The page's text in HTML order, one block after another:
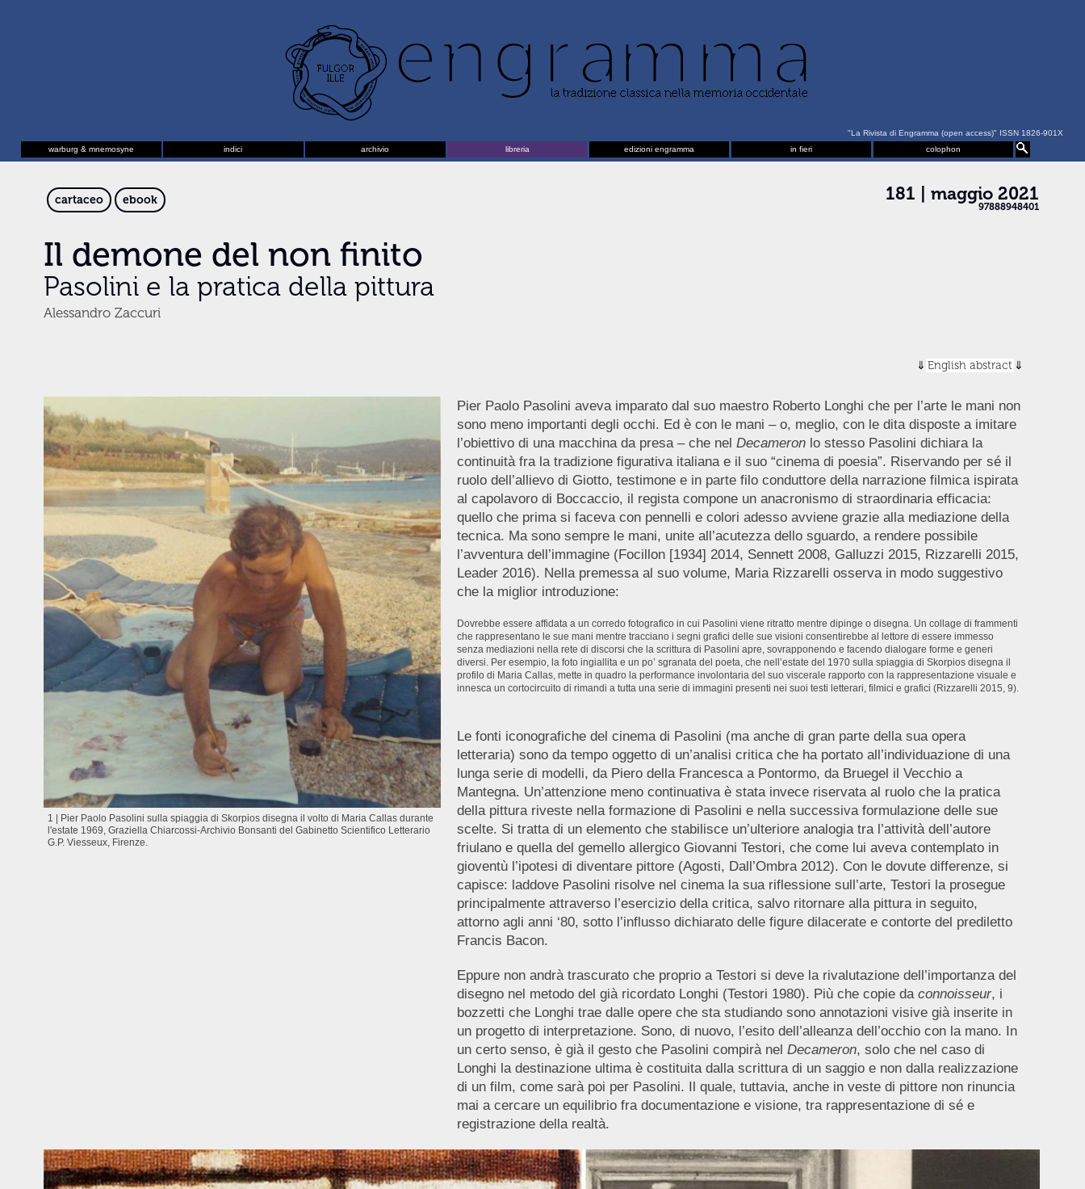
"La Rivista di Engramma (open access)" ISSN 1826-901X
warburg & mnemosyne
indici archivio libreria edizioni engramma in fieri colophon
cartaceo ebook 181 | maggio 2021
97888948401
Il demone del non finito
Pasolini e la pratica della pittura
Alessandro Zaccuri
English abstract
1 | Pier Paolo Pasolini sulla spiaggia di Skorpios disegna il volto di Maria Callas durante
l'estate 1969, Graziella Chiarcossi-Archivio Bonsanti del Gabinetto Scientifico Letterario
G.P. Viesseux, Firenze.
Pier Paolo Pasolini aveva imparato dal suo maestro Roberto Longhi che per l’arte le mani non
sono meno importanti degli occhi. Ed è con le mani – o, meglio, con le dita disposte a imitare
l’obiettivo di una macchina da presa – che nel Decameronlo stesso Pasolini dichiara la
continuità fra la tradizione figurativa italiana e il suo “cinema di poesia”. Riservando per sé il
ruolo dell’allievo di Giotto, testimone e in parte filo conduttore della narrazione filmica ispirata
al capolavoro di Boccaccio, il regista compone un anacronismo di straordinaria efficacia:
quello che prima si faceva con pennelli e colori adesso avviene grazie alla mediazione della
tecnica. Ma sono sempre le mani, unite all’acutezza dello sguardo, a rendere possibile
l’avventura dell’immagine (Focillon [1934] 2014, Sennett 2008, Galluzzi 2015, Rizzarelli 2015,
Leader 2016). Nella premessa al suo volume, Maria Rizzarelli osserva in modo suggestivo
che la miglior introduzione:
Dovrebbe essere affidata a un corredo fotografico in cui Pasolini viene ritratto mentre dipinge o disegna. Un collage di frammenti
che rappresentano le sue mani mentre tracciano i segni grafici delle sue visioni consentirebbe al lettore di essere immesso
senza mediazioni nella rete di discorsi che la scrittura di Pasolini apre, sovrapponendo e facendo dialogare forme e generi
diversi. Per esempio, la foto ingiallita e un po’ sgranata del poeta, che nell’estate del 1970 sulla spiaggia di Skorpios disegna il
profilo di Maria Callas, mette in quadro la performance involontaria del suo viscerale rapporto con la rappresentazione visuale e
innesca un cortocircuito di rimandi a tutta una serie di immagini presenti nei suoi testi letterari, filmici e grafici (Rizzarelli 2015, 9).
Le fonti iconografiche del cinema di Pasolini (ma anche di gran parte della sua opera
letteraria) sono da tempo oggetto di un’analisi critica che ha portato all’individuazione di una
lunga serie di modelli, da Piero della Francesca a Pontormo, da Bruegel il Vecchio a
Mantegna. Un’attenzione meno continuativa è stata invece riservata al ruolo che la pratica
della pittura riveste nella formazione di Pasolini e nella successiva formulazione delle sue
scelte. Si tratta di un elemento che stabilisce un’ulteriore analogia tra l’attività dell’autore
friulano e quella del gemello allergico Giovanni Testori, che come lui aveva contemplato in
gioventù l’ipotesi di diventare pittore (Agosti, Dall’Ombra 2012). Con le dovute differenze, si
capisce: laddove Pasolini risolve nel cinema la sua riflessione sull’arte, Testori la prosegue
principalmente attraverso l’esercizio della critica, salvo ritornare alla pittura in seguito,
attorno agli anni ‘80, sotto l’influsso dichiarato delle figure dilacerate e contorte del prediletto
Francis Bacon.
Eppure non andrà trascurato che proprio a Testori si deve la rivalutazione dell’importanza del
disegno nel metodo del già ricordato Longhi (Testori 1980). Più che copie da connoisseur, i
bozzetti che Longhi trae dalle opere che sta studiando sono annotazioni visive già inserite in
un progetto di interpretazione. Sono, di nuovo, l’esito dell’alleanza dell’occhio con la mano. In
un certo senso, è già il gesto che Pasolini compirà nel Decameron, solo che nel caso di
Longhi la destinazione ultima è costituita dalla scrittura di un saggio e non dalla realizzazione
di un film, come sarà poi per Pasolini. Il quale, tuttavia, anche in veste di pittore non rinuncia
mai a cercare un equilibrio fra documentazione e visione, tra rappresentazione di sé e
registrazione della realtà.